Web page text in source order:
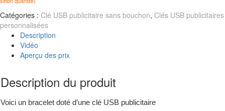
Catégories : Clé USB publicitaire sans bouchon, Clés USB publicitaires
personnalisées
Description
Vidéo
Aperçu des prix
Description du produit
Voici un bracelet doté d’une clé USB publicitaire